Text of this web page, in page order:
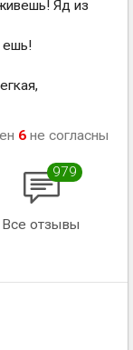
Яд из
ешь!
6 не согласны
979
Все отзывы